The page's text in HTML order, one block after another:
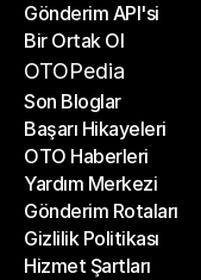
E-Ticaret Platformları
Gönderim API'si
Gönderim API'si
Bir Ortak Ol
Bir Ortak Ol
OTOPedia
Son Bloglar
Son Bloglar
Başarı Hikayeleri
Başarı Hikayeleri
OTO Haberleri
OTO Haberleri
Yardım Merkezi
Yardım Merkezi
Gönderim Rotaları
Gönderim Rotaları
Gizlilik Politikası
Gizlilik Politikası
Hizmet Şartları